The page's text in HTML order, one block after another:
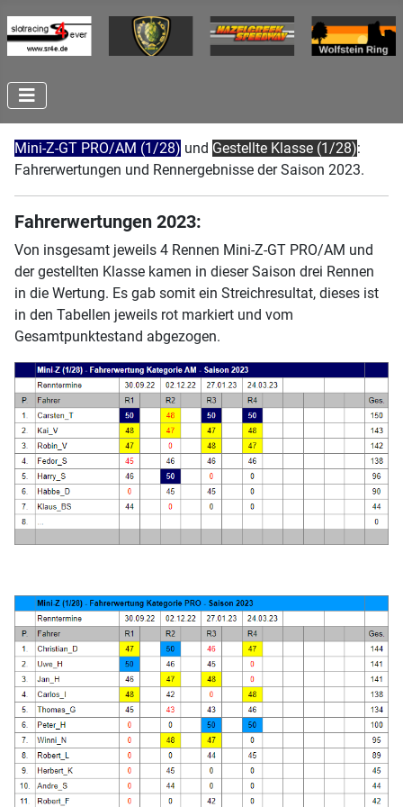
Mini-Z-GT PRO/AM (1/28) und Gestellte Klasse (1/28):
Fahrerwertungen und Rennergebnisse der Saison 2023.
Fahrerwertungen 2023:
Von insgesamt jeweils 4 Rennen Mini-Z-GT PRO/AM und
der gestellten Klasse kamen in dieser Saison drei Rennen
in die Wertung. Es gab somit ein Streichresultat, dieses ist
in den Tabellen jeweils rot markiert und vom
Gesamtpunktestand abgezogen.